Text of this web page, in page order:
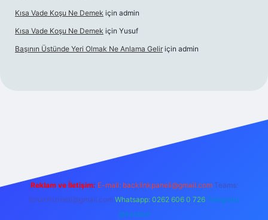
Kısa Vade Koşu Ne Demek için admin
Kısa Vade Koşu Ne Demek için Yusuf
Başının Üstünde Yeri Olmak Ne Anlama Gelir için admin
Reklam ve İletişim: E-mail: backlinkpaneli@gmail.com Teams:
forumhizmeti@gmail.com Whatsapp: 0262 606 0 726 Telegram:
@karabul